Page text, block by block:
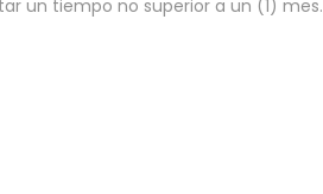
un tiempo no superior a un (1) mes.